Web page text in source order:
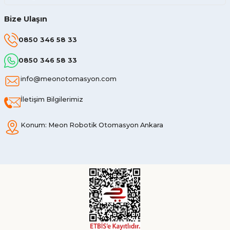
Bize Ulaşın
0850 346 58 33
0850 346 58 33
info@meonotomasyon.com
İletişim Bilgilerimiz
Konum: Meon Robotik Otomasyon Ankara